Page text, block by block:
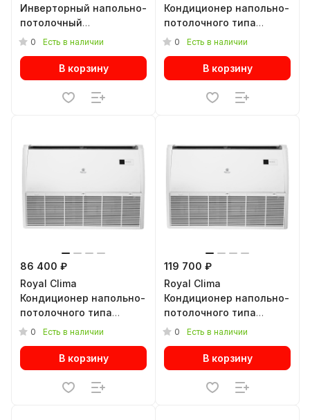
Инверторный напольно-
потолочный
кондиционер
INVERTER 2023 CO-F
18HNBI/C
0 Есть в наличии
В корзину
Кондиционер напольно-
потолочного типа
COMPETENZA 2023 CO-F
0 Есть в наличии
В корзину
86 400 ₽
Royal Clima
Кондиционер напольно-
потолочного типа
COMPETENZA 2023 CO-F
0 Есть в наличии
В корзину
119 700 ₽
Royal Clima
Кондиционер напольно-
потолочного типа
COMPETENZA 2023 CO-F
0 Есть в наличии
В корзину